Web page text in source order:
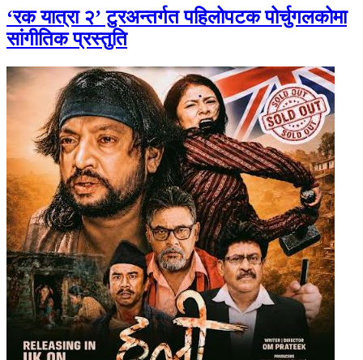
‘रक यात्रा २’ टुरअन्तर्गत पहिलोपटक पोर्चुगलकोमा
सांगीतिक प्रस्तुति